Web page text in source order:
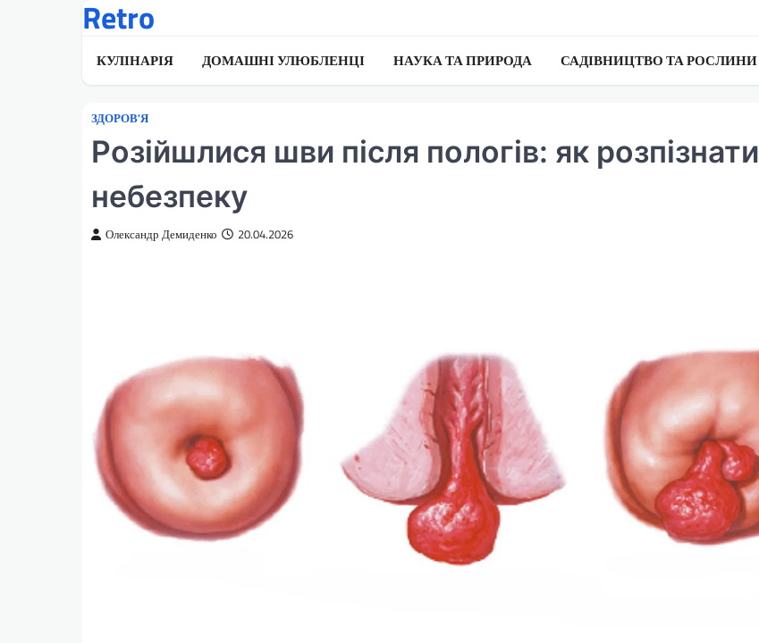
Retro
КУЛІНАРІЯ ДОМАШНІ УЛЮБЛЕНЦІ НАУКА ТА ПРИРОДА САДІВНИЦТВО ТА РОСЛИНИ
ЗДОРОВ'Я
Розійшлися шви після пологів: як розпізнати
небезпеку
Олександр Демиденко 20.04.2026